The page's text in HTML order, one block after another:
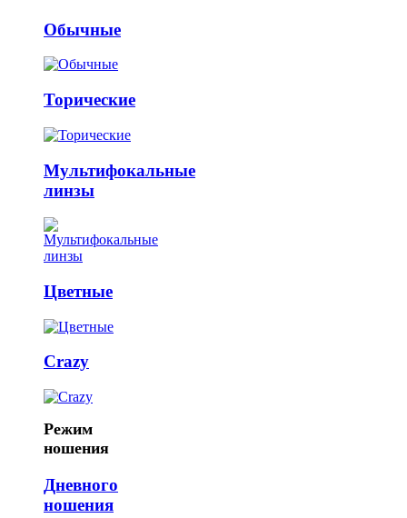
Обычные
Торические
Мультифокальные
линзы
Цветные
Crazy
Режим
ношения
Дневного
ношения